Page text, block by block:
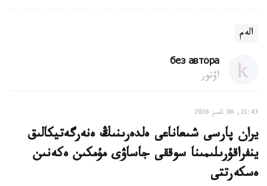
الەم
без автора
اۆتور
21:43, 06 تامىز 2026
يران پارسى شىعاناعى ەلدەرىنىڭ ەنەرگەتيكالىق
ينفراقۇرىلىمىنا سوققى جاساۋى مۇمكىن ەكەنىن
ەسكەرتتى